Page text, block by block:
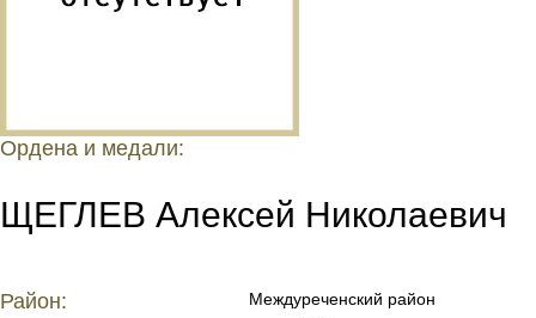
Ордена и медали:
ЩЕГЛЕВ Алексей Николаевич
Район: Междуреченский район